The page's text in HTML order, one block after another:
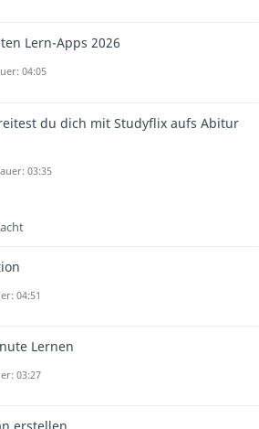
Lern-Apps 2026
04:05
du dich mit Studyflix aufs Abitur
03:35
04:51
Lernen
03:27